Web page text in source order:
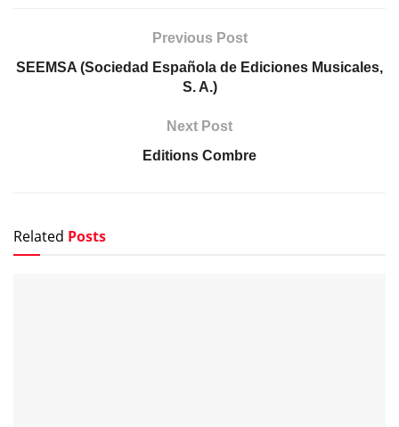
Previous Post
SEEMSA (Sociedad Española de Ediciones Musicales,
S. A.)
Next Post
Editions Combre
Related Posts